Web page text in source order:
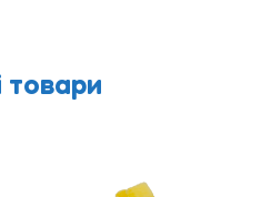
товари